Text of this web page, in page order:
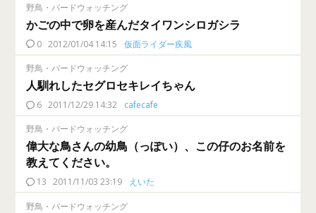
野鳥・バードウォッチング
かごの中で卵を産んだタイワンシロガシラ
0 2012/01/04 14:15 仮面ライダー疾風
野鳥・バードウォッチング
人馴れしたセグロセキレイちゃん
6 2011/12/29 14:32 cafecafe
野鳥・バードウォッチング
偉大な鳥さんの幼鳥（っぽい）、この仔のお名前を
教えてください。
13 2011/11/03 23:19 えいた
野鳥・バードウォッチング